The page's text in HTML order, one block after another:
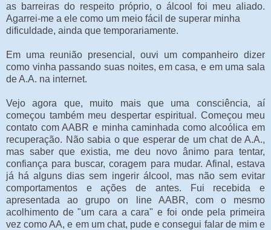
as barreiras do respeito próprio, o álcool foi meu aliado.
Agarrei-me a ele como um meio fácil de superar minha
dificuldade, ainda que temporariamente.
Em uma reunião presencial, ouvi um companheiro dizer
como vinha passando suas noites, em casa, e em uma sala
de A.A. na internet.
Vejo agora que, muito mais que uma consciência, aí
começou também meu despertar espiritual. Começou meu
contato com AABR e minha caminhada como alcoólica em
recuperação. Não sabia o que esperar de um chat de A.A.,
mas saber que existia, me deu novo ânimo para tentar,
confiança para buscar, coragem para mudar. Afinal, estava
já há alguns dias sem ingerir álcool, mas não sem evitar
comportamentos e ações de antes. Fui recebida e
apresentada ao grupo on line AABR, com o mesmo
acolhimento de "um cara a cara" e foi onde pela primeira
vez como AA, e em um chat, pude e consegui falar de mim e